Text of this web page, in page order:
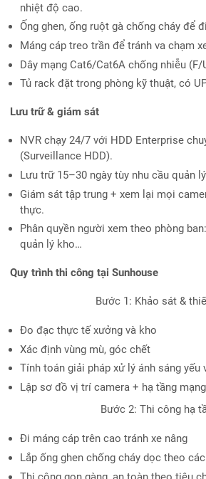
nhiệt độ cao.
Ống ghen, ống ruột gà chống cháy để
Máng cáp treo trần để tránh va chạm
Dây mạng Cat6/Cat6A chống nhiễu (F/
Tủ rack đặt trong phòng kỹ thuật, có
Lưu trữ & giám sát
NVR chạy 24/7 với HDD Enterprise
(Surveillance HDD).
Lưu trữ 15–30 ngày tùy nhu cầu quản
Giám sát tập trung + xem lại mọi
thực.
Phân quyền người xem theo phòng
quản lý kho…
Quy trình thi công tại Sunhouse
Bước 1: Khảo sát &
Đo đạc thực tế xưởng và kho
Xác định vùng mù, góc chết
Tính toán giải pháp xử lý ánh sáng yếu
Lập sơ đồ vị trí camera + hạ tầng mạng
Bước 2: Thi công hạ
Đi máng cáp trên cao tránh xe nâng
Lắp ống ghen chống cháy dọc theo